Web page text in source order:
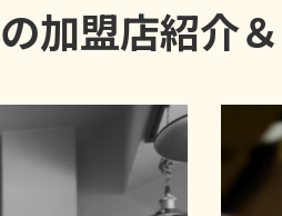
加盟店紹介＆